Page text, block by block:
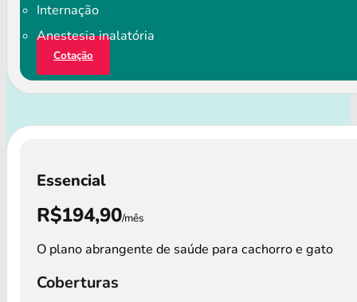
Internação
Anestesia inalatória
Cotação
Essencial
R$194,90/mês
O plano abrangente de saúde para cachorro e gato
Coberturas